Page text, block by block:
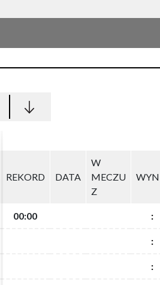
REKORD DATA
W
MECZU
Z
00:00 :
:
:
REKORD DATA
W
MECZU
Z
00:00 :
:
: